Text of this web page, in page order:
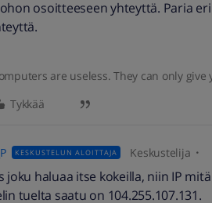
osoitteeseen yhteyttä. Paria
are useless. They can only
Tykkää
KESKUSTELUN ALOITTAJA Keskustelija
joku haluaa itse kokeilla, niin IP
tuelta saatu on 104.255.107.131.